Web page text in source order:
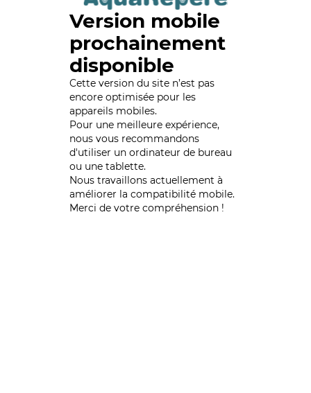
Version mobile
prochainement
disponible
Cette version du site n’est pas
encore optimisée pour les
appareils mobiles.
Pour une meilleure expérience,
nous vous recommandons
d'utiliser un ordinateur de bureau
ou une tablette.
Nous travaillons actuellement à
améliorer la compatibilité mobile.
Merci de votre compréhension !